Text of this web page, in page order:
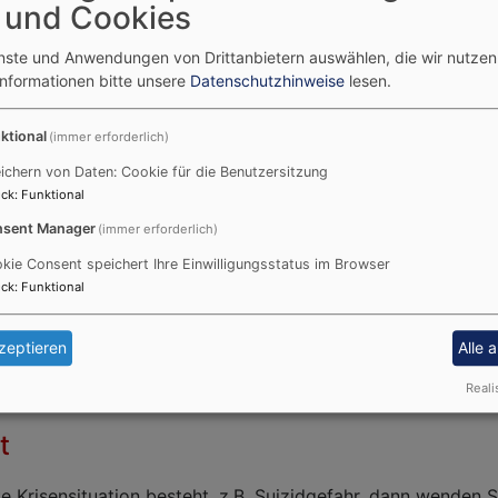
Beratungsstelle
und Problemen mit Familie, Ehe, Erziehung und dem
sich selbst können Sie sich auch direkt informieren bei der
für Erziehungs—, Familien-, Ehe- und
Evangelischen Beratungsstelleunter der Nummer
wir Pfarrer aber nicht zu erreichen.
Hilfe brauchen oder wenn Sie lieber nicht mit
können Sie rund um die Uhr bei der Telefonseelsorge
Telefonseelsorge 0800 / 11 10
Cookies
und Anwendungen von Drittanbietern auswählen, die wir
bitte unsere Datenschutzhinweise lesen.
(immer erforderlich)
von Daten: Cookie für die Benutzersitzung
: Funktional
Manager (immer erforderlich)
Consent speichert Ihre Einwilligungsstatus im Browser
: Funktional
Alle